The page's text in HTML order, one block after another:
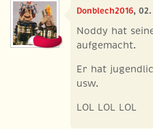
Donblech2016, 02.
Noddy hat
aufgemacht.
Er hat
usw.
LOL LOL LOL